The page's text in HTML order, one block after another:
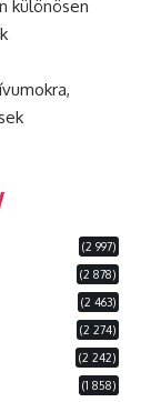
különösen
(2 997)
(2 878)
(2 463)
(2 274)
(2 242)
(1 858)